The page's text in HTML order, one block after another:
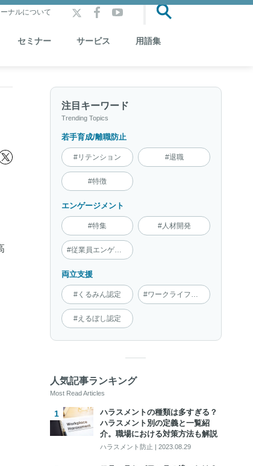
ナルについて
セミナー サービス 用語集
注目キーワード
Trending Topics
若手育成/離職防止
#リテンション #退職
#特徴
エンゲージメント
#特集 #人材開発
#従業員エンゲージメント
両立支援
#くるみん認定 #ワークライフインテグレーション
#えるぼし認定
人気記事ランキング
Most Read Articles
ハラスメントの種類は多すぎる？
ハラスメント別の定義と一覧紹
介。職場における対策方法も解説
ハラスメント防止 | 2023.08.29